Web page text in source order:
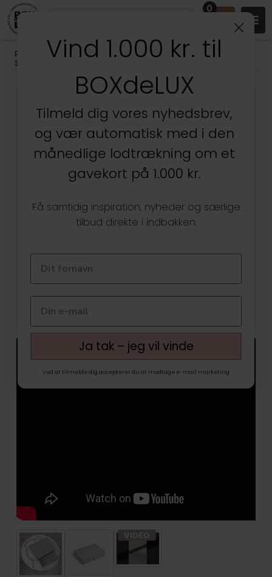
0
Produkter /Badeværelset Badeværelsesopbevaring/
SmykkeopbevaringVind 1.000 kr. til
BOXdeLUX
Tilmeld dig vores nyhedsbrev,
og vær automatisk med i den
månedlige lodtrækning om et
gavekort på 1.000 kr.
Få samtidig inspiration, nyheder og særlige
tilbud direkte i indbakken.
Ja tak – jeg vil vinde
Ved at tilmelde dig accepterer du at modtage e-mail marketing